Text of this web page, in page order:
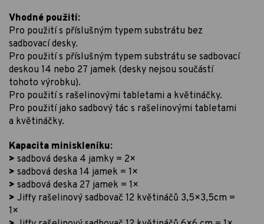
Vhodné použití:
Pro použití s příslušným typem substrátu bez
sadbovací desky.
Pro použití s příslušným typem substrátu se sadbovací
deskou 14 nebo 27 jamek (desky nejsou součástí
tohoto výrobku).
Pro použití s rašelinovými tabletami a květináčky.
Pro použití jako sadbový tác s rašelinovými tabletami
a květináčky.
Kapacita miniskleníku:
> sadbová deska 4 jamky = 2×
> sadbová deska 14 jamek = 1×
> sadbová deska 27 jamek = 1×
> Jiffy rašelinový sadbovač 12 květináčů 3,5×3,5cm =
1×